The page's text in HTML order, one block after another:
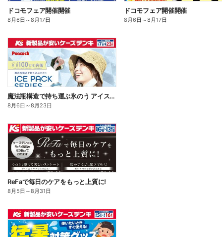
ドコモフェア開催開催
8月6日 ～8月17日
ドコモフェア開催開催
8月6日 ～8月17日
魔法瓶構造で持ち運ぶ氷のう アイスパックシリーズ
8月6日 ～8月23日
ReFaで毎日のケアをもっと上質に!
8月5日 ～8月31日